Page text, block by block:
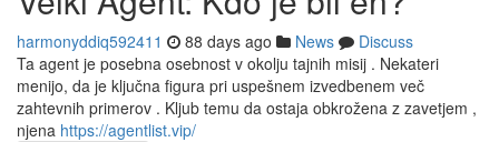
harmonyddiq592411 88 days ago News
Discuss
Ta agent je posebna osebnost v okolju tajnih misij . Nekateri
menijo, da je ključna figura pri uspešnem izvedbenem več
zahtevnih primerov . Kljub temu da ostaja obkrožena z zavetjem ,
njena https://agentlist.vip/